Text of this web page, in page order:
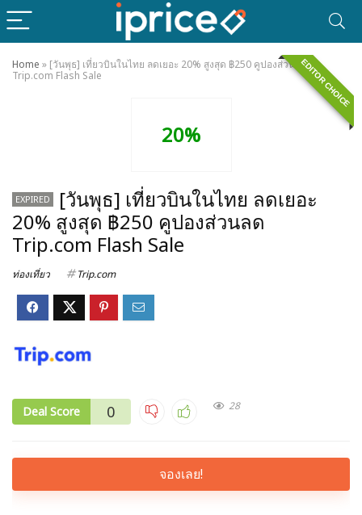
Home » [วันพุธ] เที่ยวบินในไทย ลดเยอะ 20% สูงสุด ฿250 คูปองส่วนลด
Trip.com Flash Sale
EDITOR CHOICE
20%
EXPIRED
[วันพุธ] เที่ยวบินในไทย ลดเยอะ
20% สูงสุด ฿250 คูปองส่วนลด
Trip.com Flash Sale
ท่องเที่ยว Trip.com
Deal Score 0 28
จองเลย!